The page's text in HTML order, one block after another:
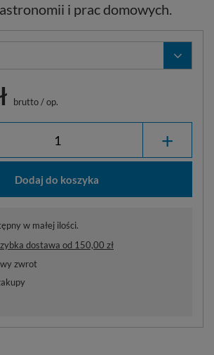
i prac domowych.
brutto/op.
+
Dodaj do koszyka
w małej ilości.
dostawa od 150,00 zł
zwrot